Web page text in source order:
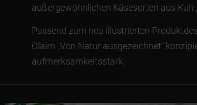
außergewöhnlichen Käsesorten aus
Passend zum neu illustrierten
Claim „Von Natur ausgezeichnet“
aufmerksamkeitsstark.